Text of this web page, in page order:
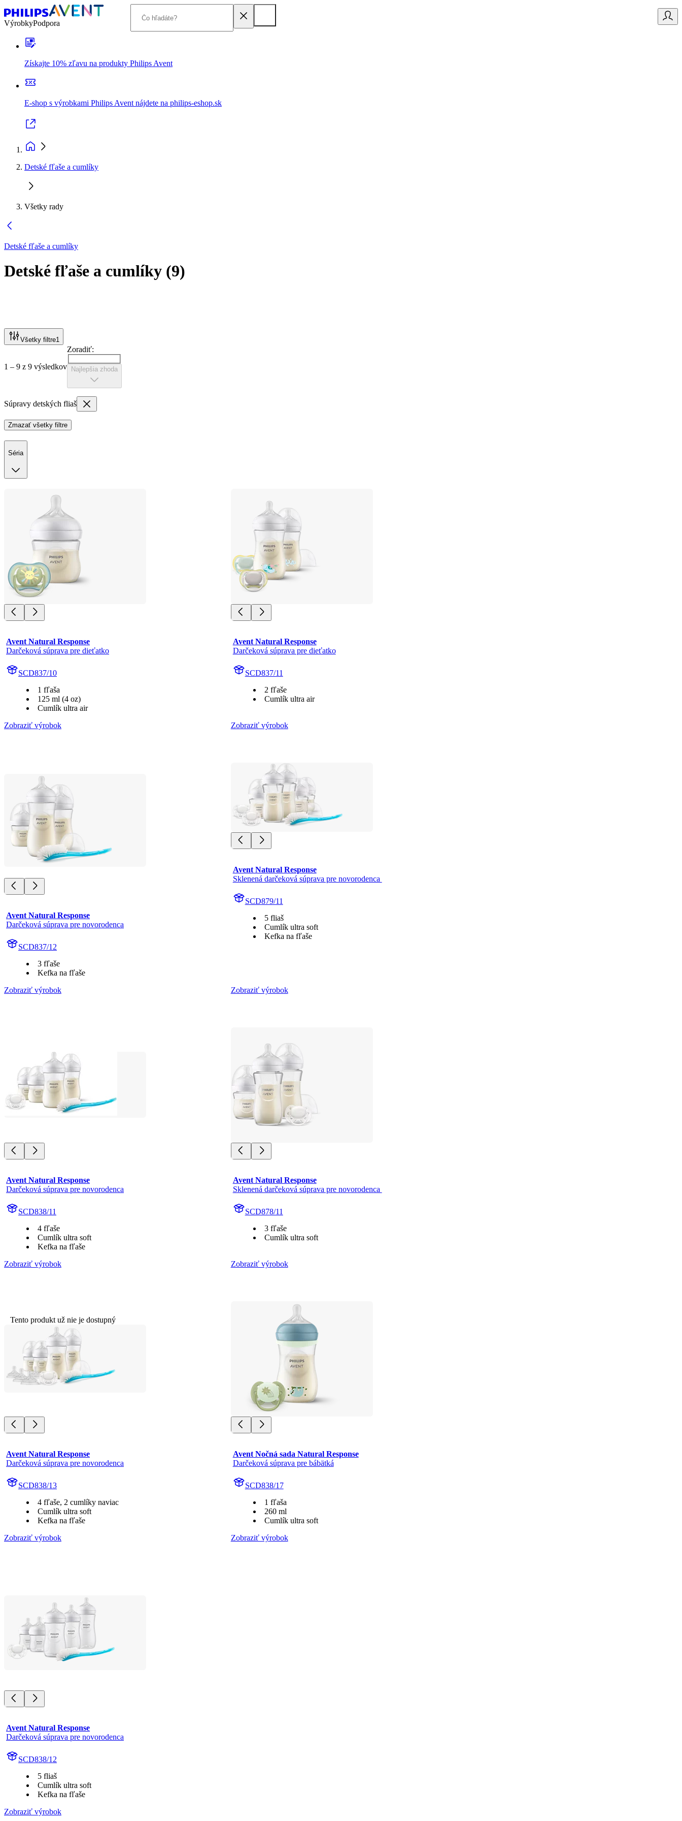
VýrobkyPodpora
Získajte 10% zľavu na produkty Philips Avent
E-shop s výrobkami Philips Avent nájdete na philips-eshop.sk
Detské fľaše a cumlíky
Všetky rady
Detské fľaše a cumlíky
Detské fľaše a cumlíky (9)
Všetky filtre1
1 – 9 z 9 výsledkov
Zoradiť:
Najlepšia zhoda
Súpravy detských fliaš
Zmazať všetky filtre
Séria
Avent Natural Response
Darčeková súprava pre dieťatko
SCD837/10
1 fľaša
125 ml (4 oz)
Cumlík ultra air
Zobraziť výrobok
Avent Natural Response
Darčeková súprava pre dieťatko
SCD837/11
2 fľaše
Cumlík ultra air
Zobraziť výrobok
Avent Natural Response
Darčeková súprava pre novorodenca
SCD837/12
3 fľaše
Kefka na fľaše
Zobraziť výrobok
Avent Natural Response
Sklenená darčeková súprava pre novorodenca
SCD879/11
5 fliaš
Cumlík ultra soft
Kefka na fľaše
Zobraziť výrobok
Avent Natural Response
Darčeková súprava pre novorodenca
SCD838/11
4 fľaše
Cumlík ultra soft
Kefka na fľaše
Zobraziť výrobok
Avent Natural Response
Sklenená darčeková súprava pre novorodenca
SCD878/11
3 fľaše
Cumlík ultra soft
Zobraziť výrobok
Tento produkt už nie je dostupný
Avent Natural Response
Darčeková súprava pre novorodenca
SCD838/13
4 fľaše, 2 cumlíky naviac
Cumlík ultra soft
Kefka na fľaše
Zobraziť výrobok
Avent Nočná sada Natural Response
Darčeková súprava pre bábätká
SCD838/17
1 fľaša
260 ml
Cumlík ultra soft
Zobraziť výrobok
Avent Natural Response
Darčeková súprava pre novorodenca
SCD838/12
5 fliaš
Cumlík ultra soft
Kefka na fľaše
Zobraziť výrobok